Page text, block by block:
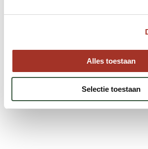
Alles toestaan
Selectie toestaan
Neem contact op